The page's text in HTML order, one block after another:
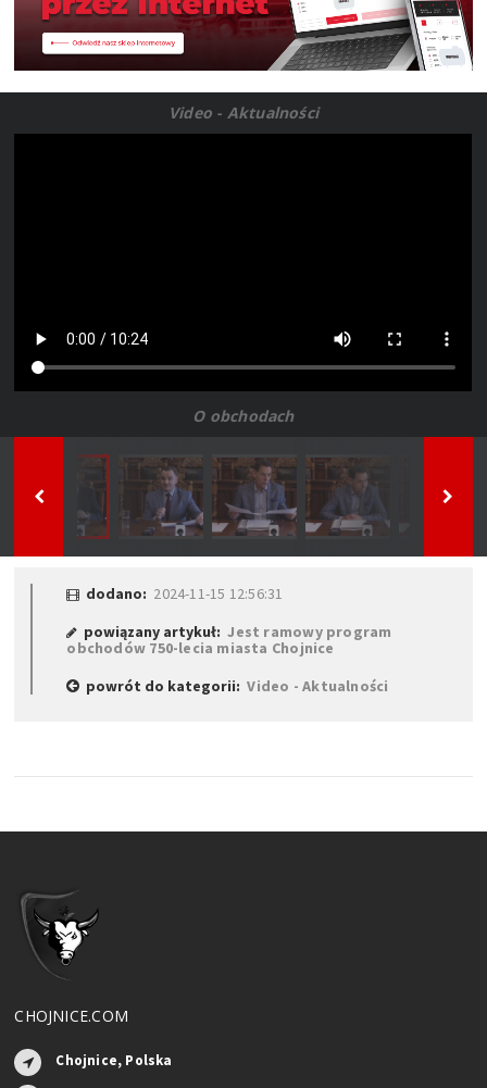
Video - Aktualności
O obchodach
dodano: 2024-11-15 12:56:31
powiązany artykuł:Jest ramowy program
obchodów 750-lecia miasta Chojnice
powrót do kategorii:Video - Aktualności
CHOJNICE.COM
Chojnice, Polska